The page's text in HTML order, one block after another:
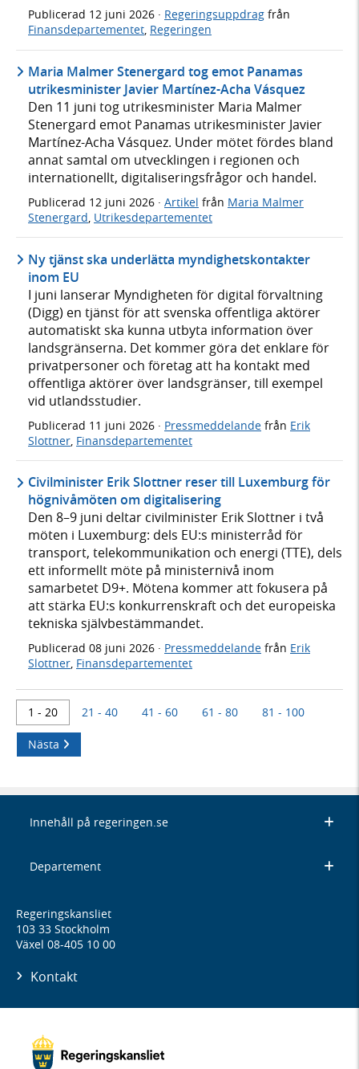
Publicerad 12 juni 2026 · Regeringsuppdrag från
Finansdepartementet, Regeringen
Maria Malmer Stenergard tog emot Panamas
utrikesminister Javier Martínez-Acha Vásquez
Den 11 juni tog utrikesminister Maria Malmer
Stenergard emot Panamas utrikesminister Javier
Martínez-Acha Vásquez. Under mötet fördes bland
annat samtal om utvecklingen i regionen och
internationellt, digitaliseringsfrågor och handel.
Publicerad 12 juni 2026 · Artikel från Maria Malmer
Stenergard, Utrikesdepartementet
Ny tjänst ska underlätta myndighetskontakter
inom EU
I juni lanserar Myndigheten för digital förvaltning
(Digg) en tjänst för att svenska offentliga aktörer
automatiskt ska kunna utbyta information över
landsgränserna. Det kommer göra det enklare för
privatpersoner och företag att ha kontakt med
offentliga aktörer över landsgränser, till exempel
vid utlandsstudier.
Publicerad 11 juni 2026 · Pressmeddelande från Erik
Slottner Finansdepartementet
Civilminister Erik Slottner reser till Luxemburg för
högnivåmöten om digitalisering
Den 8–9 juni deltar civilminister Erik Slottner i två
möten i Luxemburg: dels EU:s ministerråd för
transport, telekommunikation och energi (TTE), dels
ett informellt möte på ministernivå inom
samarbetet D9+. Mötena kommer att fokusera på
att stärka EU:s konkurrenskraft och det europeiska
tekniska självbestämmandet.
Publicerad 08 juni 2026 · Pressmeddelande från Erik
Slottner, Finansdepartementet
1 - 20 21 - 40 41 - 60 61 - 80 81 - 100
Nästa
Innehåll på regeringen.se
Departement
Regeringskansliet
103 33 Stockholm
Växel 08-405 10 00
Kontakt